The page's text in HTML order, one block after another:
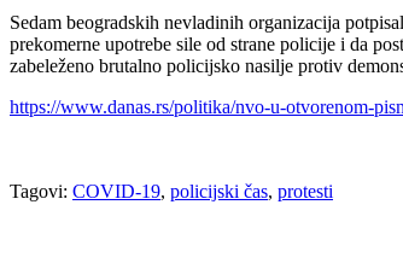
Sedam beogradskih nevladinih organizacija
prekomerne upotrebe sile od strane policije i da
zabeleženo brutalno policijsko nasilje protiv
https://www.danas.rs/politika/nvo-u-otvorenom-
Tagovi: COVID-19, policijski čas, protesti